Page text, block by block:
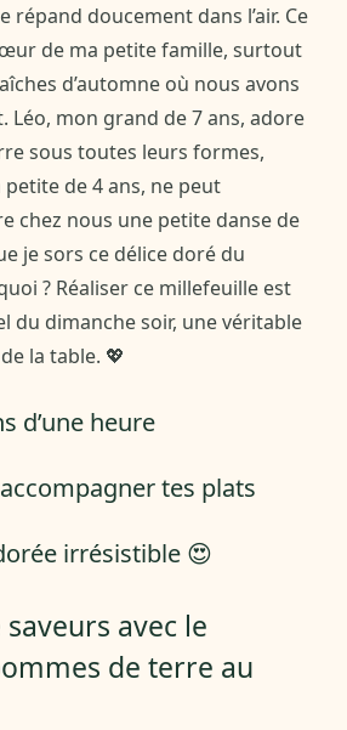
répand doucement dans l’air. Ce
de ma petite famille, surtout
d’automne où nous avons
Léo, mon grand de 7 ans, adore
sous toutes leurs formes,
petite de 4 ans, ne peut
chez nous une petite danse de
je sors ce délice doré du
? Réaliser ce millefeuille est
du dimanche soir, une véritable
la table. 💖
d’une heure
tes plats
irrésistible 😍
avec le
de terre au